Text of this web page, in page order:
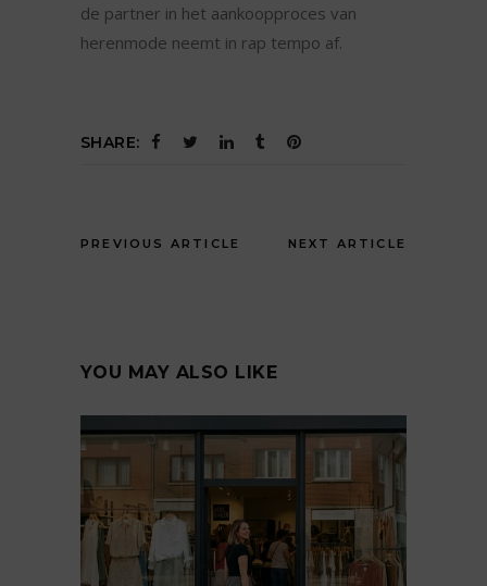
de partner in het aankoopproces van
herenmode neemt in rap tempo af.
SHARE:
PREVIOUS ARTICLE NEXT ARTICLE
YOU MAY ALSO LIKE